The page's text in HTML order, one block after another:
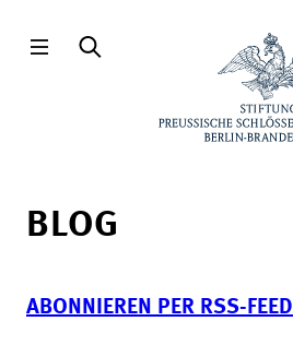
BLOG
ABONNIEREN PER RSS-FEED